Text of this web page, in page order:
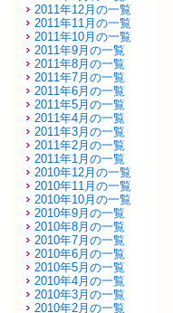
2011年12月の一覧
2011年11月の一覧
2011年10月の一覧
2011年9月の一覧
2011年8月の一覧
2011年7月の一覧
2011年6月の一覧
2011年5月の一覧
2011年4月の一覧
2011年3月の一覧
2011年2月の一覧
2011年1月の一覧
2010年12月の一覧
2010年11月の一覧
2010年10月の一覧
2010年9月の一覧
2010年8月の一覧
2010年7月の一覧
2010年6月の一覧
2010年5月の一覧
2010年4月の一覧
2010年3月の一覧
2010年2月の一覧